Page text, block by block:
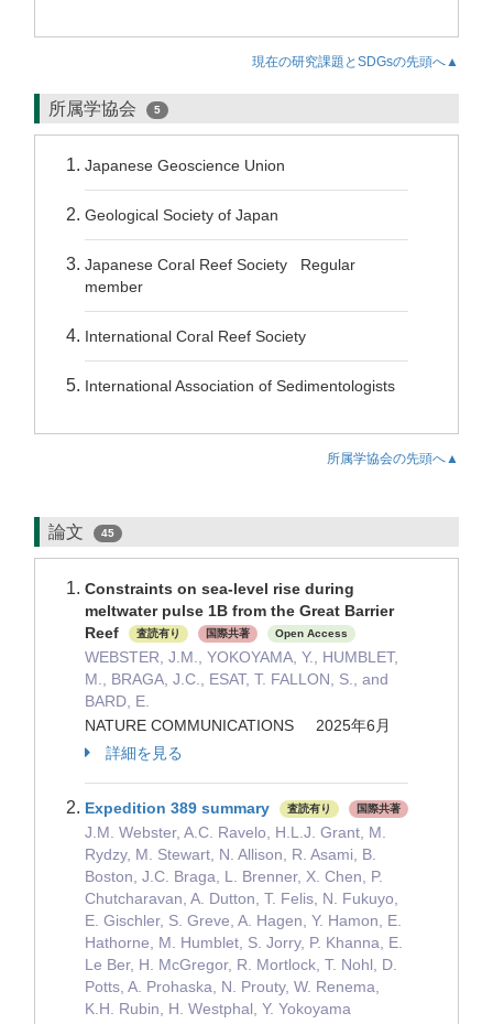
現在の研究課題とSDGsの先頭へ▲
所属学協会 5
Japanese Geoscience Union
Geological Society of Japan
Japanese Coral Reef Society Regular
member
International Coral Reef Society
International Association of Sedimentologists
所属学協会の先頭へ▲
論文 45
Constraints on sea-level rise during
meltwater pulse 1B from the Great Barrier
Reef
査読有り 国際共著 Open Access
WEBSTER, J.M., YOKOYAMA, Y., HUMBLET,
M., BRAGA, J.C., ESAT, T. FALLON, S., and
BARD, E.
NATURE COMMUNICATIONS 2025年6月
詳細を見る
Expedition 389 summary 査読有り 国際共著
J.M. Webster, A.C. Ravelo, H.L.J. Grant, M.
Rydzy, M. Stewart, N. Allison, R. Asami, B.
Boston, J.C. Braga, L. Brenner, X. Chen, P.
Chutcharavan, A. Dutton, T. Felis, N. Fukuyo,
E. Gischler, S. Greve, A. Hagen, Y. Hamon, E.
Hathorne, M. Humblet, S. Jorry, P. Khanna, E.
Le Ber, H. McGregor, R. Mortlock, T. Nohl, D.
Potts, A. Prohaska, N. Prouty, W. Renema,
K.H. Rubin, H. Westphal, Y. Yokoyama